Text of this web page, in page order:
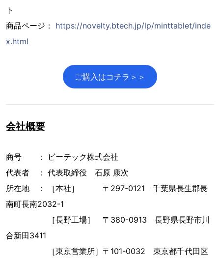
ト
商品ページ： https://novelty.btech.jp/lp/minttablet/inde
x.html
ご購入はコチラ＞＞
会社概要
商号 ： ビーテック株式会社
代表者 ： 代表取締役 石原 康次
所在地 ： ［本社］ 〒297-0121 千葉県長生郡長
南町長南2032-1
［長野工場］ 〒380-0913 長野県長野市川
合新田3411
［東京営業所］〒101-0032 東京都千代田区